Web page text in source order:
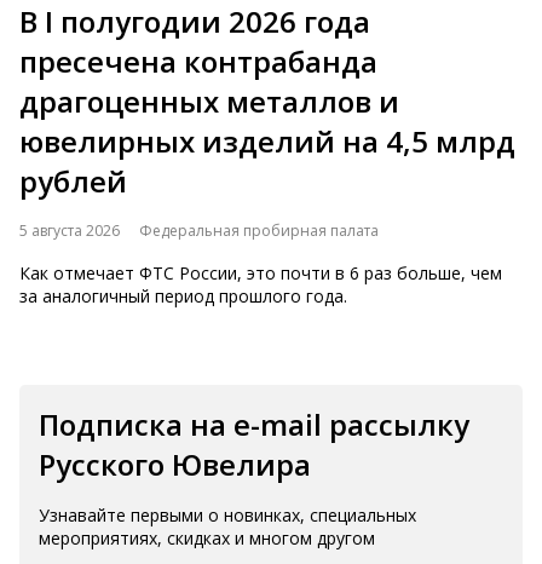
В I полугодии 2026 года
пресечена контрабанда
драгоценных металлов и
ювелирных изделий на 4,5 млрд
рублей
5 августа 2026 Федеральная пробирная палата
Как отмечает ФТС России, это почти в 6 раз больше, чем
за аналогичный период прошлого года.
Подписка на e-mail рассылку
Русского Ювелира
Узнавайте первыми о новинках, специальных
мероприятиях, скидках и многом другом